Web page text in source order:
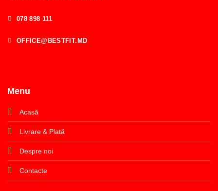
078 898 111
OFFICE@BESTFIT.MD
Menu
Acasă
Livrare & Plată
Despre noi
Contacte